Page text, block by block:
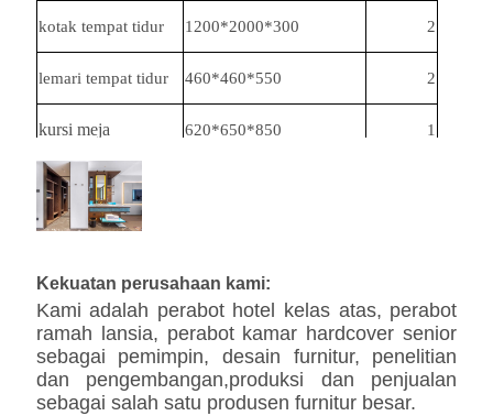
kotak tempat tidur 1200*2000*300 2
lemari tempat tidur 460*460*550 2
kursi meja 620*650*850 1
meja
sofa
Kekuatan perusahaan kami:
Kami adalah perabot hotel kelas atas, perabot
ramah lansia, perabot kamar hardcover senior
sebagai pemimpin, desain furnitur, penelitian
dan pengembangan,produksi dan penjualan
sebagai salah satu produsen furnitur besar.